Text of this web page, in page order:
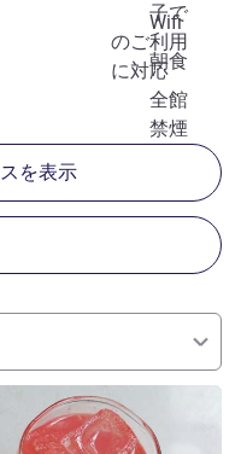
子で
のご利用
に対応
Wifi
朝食
全館
禁煙
を表示